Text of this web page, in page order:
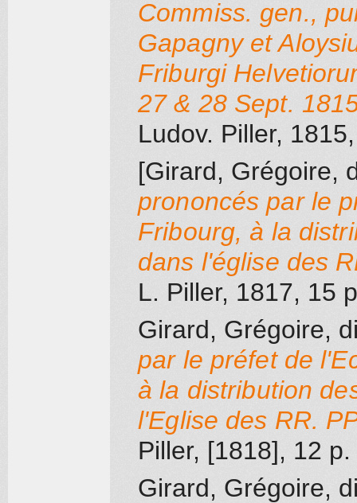
Commiss. gen.,
Gapagny et
Friburgi
27 & 28 Sept.
Ludov. Piller, 1815
[Girard, Grégoire,
prononcés par le
Fribourg, à la
dans l'église des
L. Piller, 1817, 15
Girard, Grégoire,
par le préfet de
à la distribution
l'Eglise des RR.
Piller, [1818], 12 p.
Girard, Grégoire,